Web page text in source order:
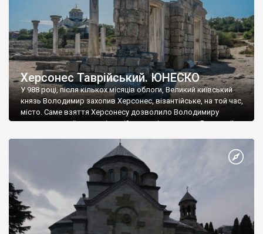
Херсонес Таврійський. ЮНЕСКО
У 988 році, після кількох місяців облоги, Великий київський
князь Володимир захопив Херсонес, візантійське, на той час,
місто. Саме взяття Херсонесу дозволило Володимиру
диктувати свої умови візантійському імператору Василю ІІ, та
Херсонесі Володимир-язичник, став Василем-християнином.
А потім було Хрещення Русі. На честь Херсонесу Таврійського